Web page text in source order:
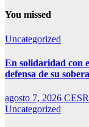
You missed
Uncategorized
En solidaridad con
defensa de su
agosto 7, 2026
Uncategorized